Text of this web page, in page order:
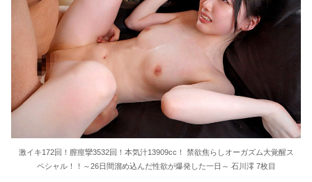
激イキ172回！膣痙攣3532回！本気汁13909cc！ 禁欲焦らしオーガズム大覚醒ス
ペシャル！！～26日間溜め込んだ性欲が爆発した一日～ 石川澪 7枚目